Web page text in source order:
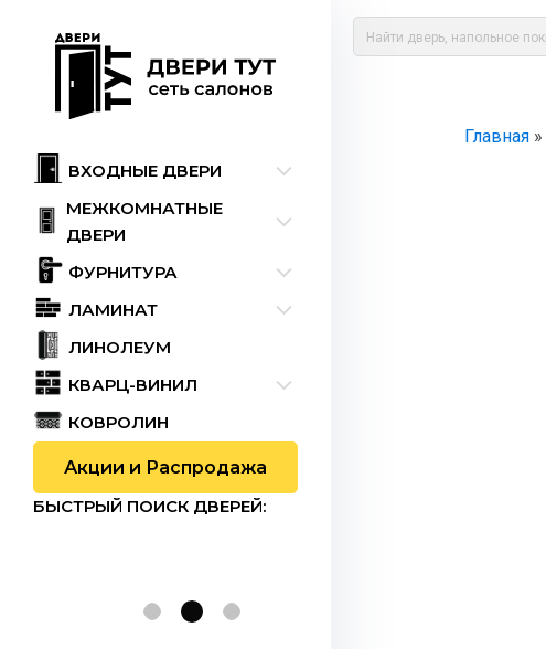
ВХОДНЫЕ ДВЕРИ
МЕЖКОМНАТНЫЕ
ДВЕРИ
ФУРНИТУРА
ЛАМИНАТ
ЛИНОЛЕУМ
КВАРЦ-ВИНИЛ
КОВРОЛИН
Акции и Распродажа
БЫСТРЫЙ ПОИСК ДВЕРЕЙ:
Главная»